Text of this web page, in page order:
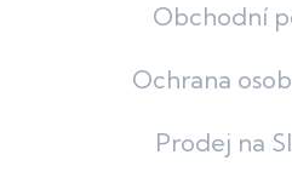
Obchodní
Ochrana
Prodej na